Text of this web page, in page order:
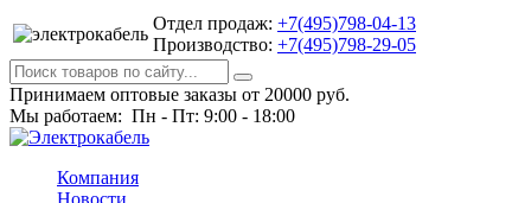
Отдел продаж: +7(495)798-04-13
Производство: +7(495)798-29-05
Принимаем оптовые заказы от 20000 руб.
Мы работаем: Пн - Пт: 9:00 - 18:00
Компания
Новости